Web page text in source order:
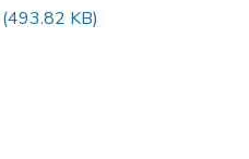
(493.82 KB)